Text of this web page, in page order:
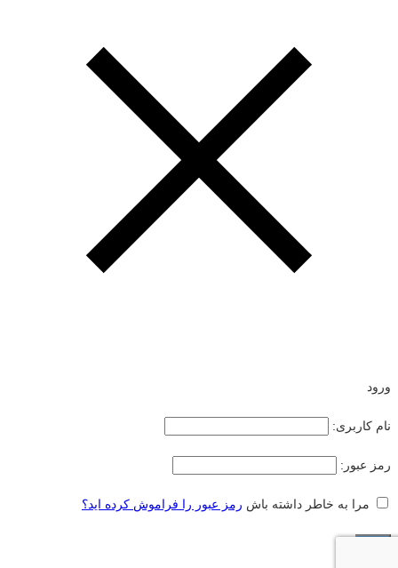
ورود
نام کاربری:
رمز عبور:
مرا به خاطر داشته باش رمز عبور را فراموش کرده اید؟